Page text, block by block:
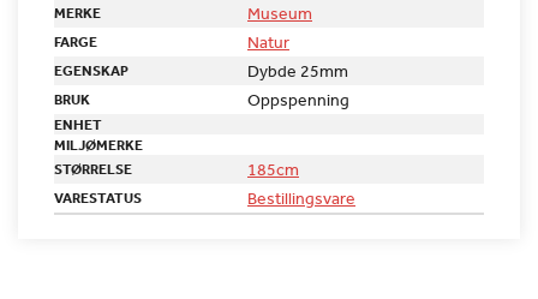
MERKE Museum
FARGE Natur
EGENSKAP Dybde 25mm
BRUK Oppspenning
ENHET
MILJØMERKE
STØRRELSE
185cm
VARESTATUS Bestillingsvare